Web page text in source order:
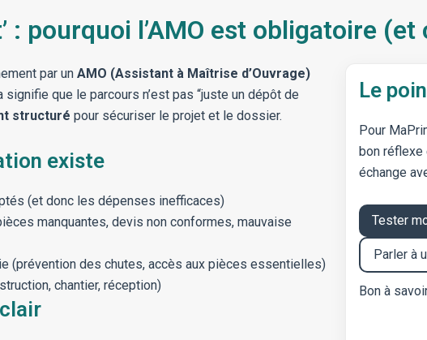
: pourquoi l’AMO est obligatoire
par un AMO (Assistant à Maîtrise d’Ouvrage)
signifie que le parcours n’est pas “juste un dépôt de
structuré pour sécuriser le projet et le dossier.
existe
(et donc les dépenses inefficaces)
manquantes, devis non conformes, mauvaise
(prévention des chutes, accès aux pièces essentielles)
chantier, réception)
Le
Pour
bon réflexe
échange
Tester
Parler à
Bon à